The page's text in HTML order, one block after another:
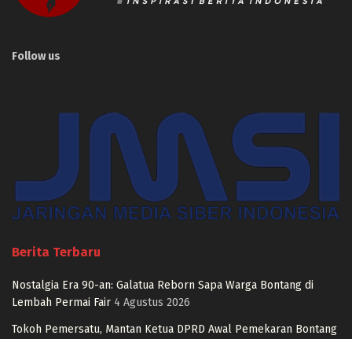
Follow us
Berita Terbaru
Nostalgia Era 90-an: Galatua Reborn Sapa Warga Bontang di
Lembah Permai Fair 4 Agustus 2026
Tokoh Pemersatu, Mantan Ketua DPRD Awal Pemekaran Bontang